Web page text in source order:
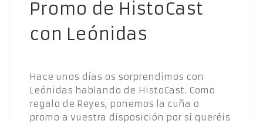
Promo de HistoCast
con Leónidas
Hace unos días os sorprendimos con
Leónidas hablando de HistoCast. Como
regalo de Reyes, ponemos la cuña o
promo a vuestra disposición por si queréis